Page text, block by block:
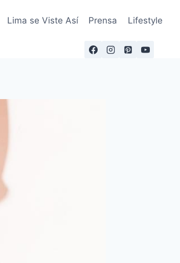
Lima se Viste Así Prensa Lifestyle